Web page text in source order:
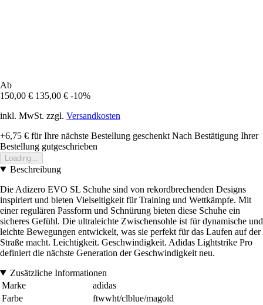
Ab
150,00 € 135,00 € -10%
inkl. MwSt. zzgl. Versandkosten
+6,75 € für Ihre nächste Bestellung geschenkt Nach Bestätigung Ihrer
Bestellung gutgeschrieben
Loading...
Beschreibung
Die Adizero EVO SL Schuhe sind von rekordbrechenden Designs
inspiriert und bieten Vielseitigkeit für Training und Wettkämpfe. Mit
einer regulären Passform und Schnürung bieten diese Schuhe ein
sicheres Gefühl. Die ultraleichte Zwischensohle ist für dynamische und
leichte Bewegungen entwickelt, was sie perfekt für das Laufen auf der
Straße macht. Leichtigkeit. Geschwindigkeit. Adidas Lightstrike Pro
definiert die nächste Generation der Geschwindigkeit neu.
Zusätzliche Informationen
Marke
adidas
Farbe
ftwwht/clblue/magold